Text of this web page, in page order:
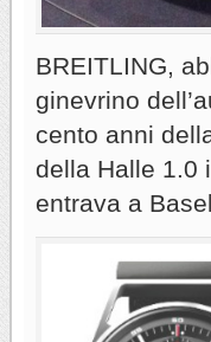
BREITLING,
ginevrino
cento anni
della Halle 1.0
entrava a